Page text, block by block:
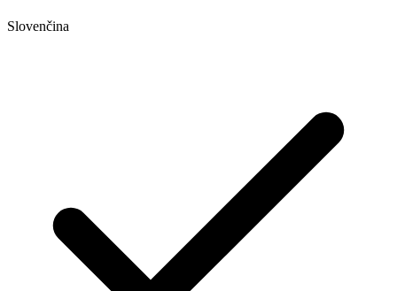
Slovenčina